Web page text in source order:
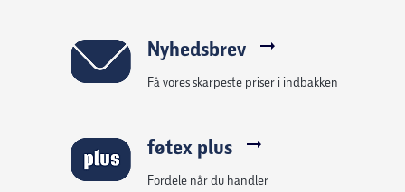
Nyhedsbrev
Få vores skarpeste priser i indbakken
føtex plus
Fordele når du handler